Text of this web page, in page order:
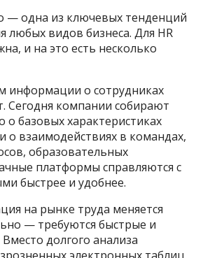
— одна из ключевых тенденций
любых видов бизнеса. Для HR
и на это есть несколько
информации о сотрудниках
Сегодня компании собирают
о базовых характеристиках
о взаимодействиях в командах,
образовательных
платформы справляются с
быстрее и удобнее.
на рынке труда меняется
— требуются быстрые и
долгого анализа